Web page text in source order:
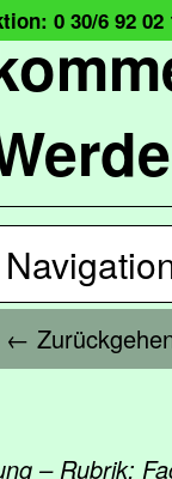
0 30/6 92 02
←
– Rubrik: